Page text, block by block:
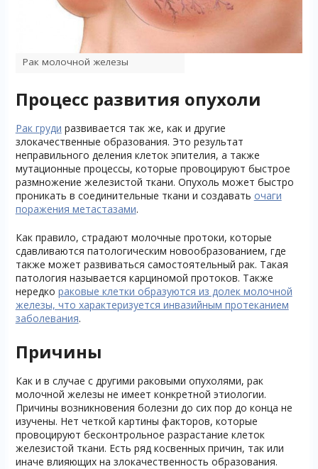
Рак молочной железы
Процесс развития опухоли
Рак груди развивается так же, как и другие
злокачественные образования. Это результат
неправильного деления клеток эпителия, а также
мутационные процессы, которые провоцируют быстрое
размножение железистой ткани. Опухоль может быстро
проникать в соединительные ткани и создавать очаги
поражения метастазами.
Как правило, страдают молочные протоки, которые
сдавливаются патологическим новообразованием, где
также может развиваться самостоятельный рак. Такая
патология называется карциномой протоков. Также
нередко раковые клетки образуются из долек молочной
железы, что характеризуется инвазийным протеканием
заболевания.
Причины
Как и в случае с другими раковыми опухолями, рак
молочной железы не имеет конкретной этиологии.
Причины возникновения болезни до сих пор до конца не
изучены. Нет четкой картины факторов, которые
провоцируют бесконтрольное разрастание клеток
железистой ткани. Есть ряд косвенных причин, так или
иначе влияющих на злокачественность образования.